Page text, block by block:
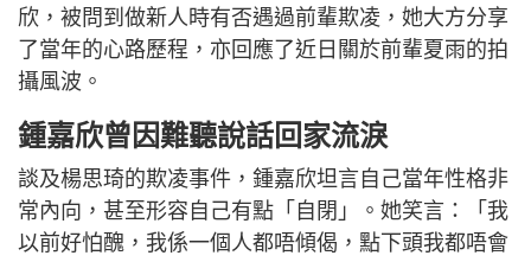
欣，被問到做新人時有否遇過前輩欺凌，她大方分享
了當年的心路歷程，亦回應了近日關於前輩夏雨的拍
攝風波。
鍾嘉欣曾因難聽說話回家流淚
談及楊思琦的欺凌事件，鍾嘉欣坦言自己當年性格非
常內向，甚至形容自己有點「自閉」。她笑言：「我
以前好怕醜，我係一個人都唔傾偈，點下頭我都唔會